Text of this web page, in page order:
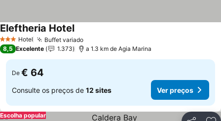
3 EstrelasHotel Buffet variado
Eleftheria Hotel
8,5 Excelente 1.373 a 1.3 km de Agia Marina
De € 64
Consulte os preços de 12 sites Ver preços
Escolha popular